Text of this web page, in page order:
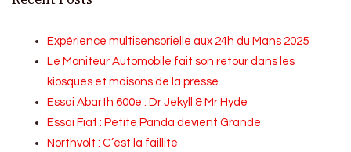
Expérience multisensorielle aux 24h du Mans 2025
Le Moniteur Automobile fait son retour dans les
kiosques et maisons de la presse
Essai Abarth 600e : Dr Jekyll & Mr Hyde
Essai Fiat : Petite Panda devient Grande
Northvolt : C’est la faillite